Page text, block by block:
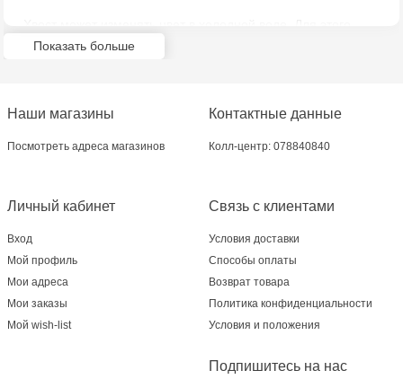
окуните его в воду температурой 0 градусов Цельсия и
аксессуара; спасательный жилет; форма для хвоста; 2
Показать больше
Наши магазины
Посмотреть адреса магазинов
Связь с клиентами
Условия доставки
Способы оплаты
Возврат товара
Политика конфиденциальности
Условия и положения
Личный кабинет
Вход
Мой профиль
Мои адреса
Мои заказы
Мой wish-list
Контактные данные
Колл-центр: 078840840
Подпишитесь на нас